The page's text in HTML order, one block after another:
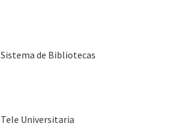
Sistema de Bibliotecas
Tele Universitaria